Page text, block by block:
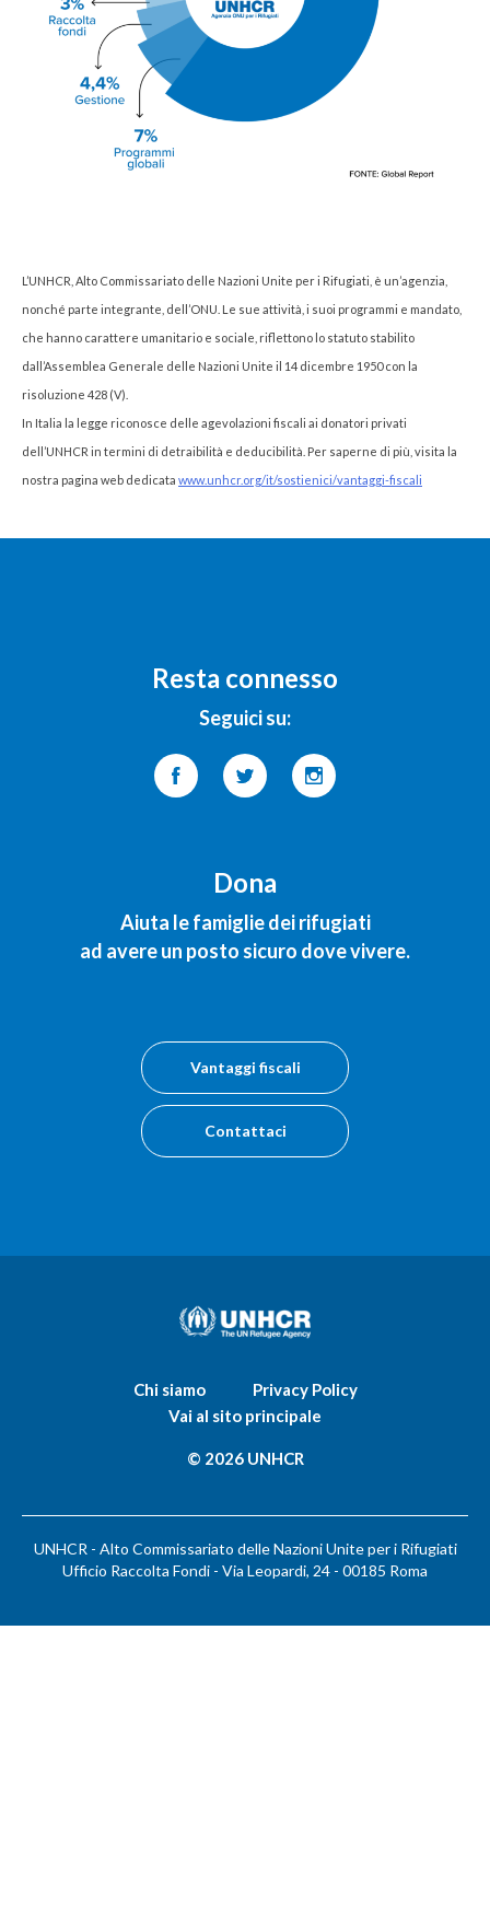
L’UNHCR, Alto Commissariato delle Nazioni Unite per i Rifugiati, è un’agenzia,
nonché parte integrante, dell’ONU. Le sue attività, i suoi programmi e mandato,
che hanno carattere umanitario e sociale, riflettono lo statuto stabilito
dall’Assemblea Generale delle Nazioni Unite il 14 dicembre 1950 con la
risoluzione 428 (V).
In Italia la legge riconosce delle agevolazioni fiscali ai donatori privati
dell’UNHCR in termini di detraibilità e deducibilità. Per saperne di più, visita la
nostra pagina web dedicata www.unhcr.org/it/sostienici/vantaggi-fiscali
Resta connesso
Seguici su:
Dona
Aiuta le famiglie dei rifugiati
ad avere un posto sicuro dove vivere.
Vantaggi fiscali
Contattaci
Chi siamo
Privacy Policy
Vai al sito principale
© 2026 UNHCR
UNHCR - Alto Commissariato delle Nazioni Unite per i Rifugiati
Ufficio Raccolta Fondi - Via Leopardi, 24 - 00185 Roma